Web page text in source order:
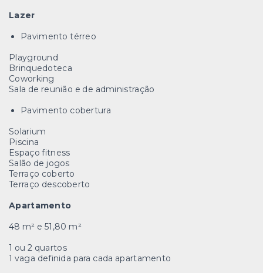
Lazer
Pavimento térreo
Playground
Brinquedoteca
Coworking
Sala de reunião e de administração
Pavimento cobertura
Solarium
Piscina
Espaço fitness
Salão de jogos
Terraço coberto
Terraço descoberto
Apartamento
48 m² e 51,80 m²
1 ou 2 quartos
1 vaga definida para cada apartamento